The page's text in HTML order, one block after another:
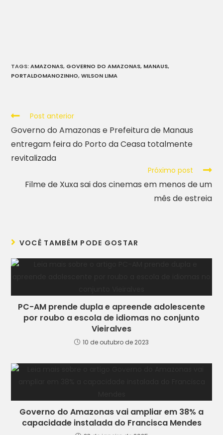
TAGS:AMAZONAS, GOVERNO DO AMAZONAS, MANAUS,
PORTALDOMANOZINHO, WILSON LIMA
Post anterior
Governo do Amazonas e Prefeitura de Manaus
entregam feira do Porto da Ceasa totalmente
revitalizada
Próximo post
Filme de Xuxa sai dos cinemas em menos de um
mês de estreia
VOCÊ TAMBÉM PODE GOSTAR
PC-AM prende dupla e apreende adolescente
por roubo a escola de idiomas no conjunto
Vieiralves
10 de outubro de 2023
Governo do Amazonas vai ampliar em 38% a
capacidade instalada do Francisca Mendes